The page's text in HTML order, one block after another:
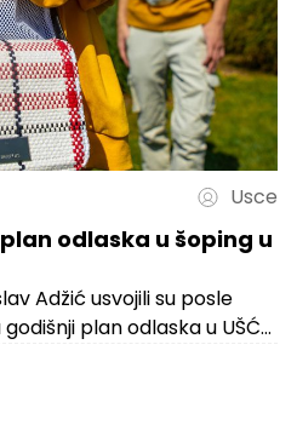
Usce
odlaska u šoping u
Adžić usvojili su posle
plan odlaska u UŠĆE